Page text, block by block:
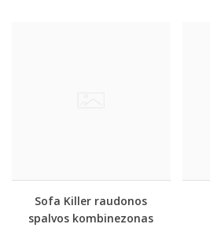
Sofa Killer raudonos
spalvos kombinezonas